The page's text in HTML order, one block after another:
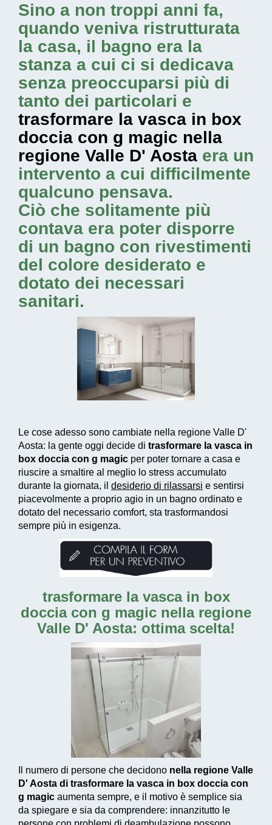
Sino a non troppi anni fa,
quando veniva ristrutturata
la casa, il bagno era la
stanza a cui ci si dedicava
senza preoccuparsi più di
tanto dei particolari e
trasformare la vasca in box
doccia con g magic nella
regione Valle D' Aosta era un
intervento a cui difficilmente
qualcuno pensava.
Ciò che solitamente più
contava era poter disporre
di un bagno con rivestimenti
del colore desiderato e
dotato dei necessari
sanitari.
Le cose adesso sono cambiate nella regione Valle D'
Aosta: la gente oggi decide di trasformare la vasca in
box doccia con g magic per poter tornare a casa e
riuscire a smaltire al meglio lo stress accumulato
durante la giornata, il desiderio di rilassarsi e sentirsi
piacevolmente a proprio agio in un bagno ordinato e
dotato del necessario comfort, sta trasformandosi
sempre più in esigenza.
trasformare la vasca in box
doccia con g magic nella regione
Valle D' Aosta: ottima scelta!
Il numero di persone che decidono nella regione Valle
D' Aosta di trasformare la vasca in box doccia con
g magic aumenta sempre, e il motivo è semplice sia
da spiegare e sia da comprendere: innanzitutto le